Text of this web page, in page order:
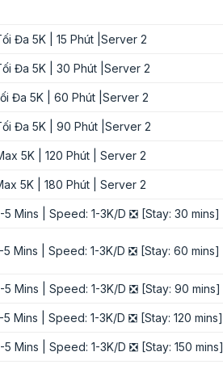
Đa 5K | 15 Phút |Server 2
Đa 5K | 30 Phút |Server 2
Đa 5K | 60 Phút |Server 2
Đa 5K | 90 Phút |Server 2
5K | 120 Phút | Server 2
5K | 180 Phút | Server 2
Mins | Speed: 1-3K/D ❎ [Stay: 30 mins]
Mins | Speed: 1-3K/D ❎ [Stay: 60 mins]
Mins | Speed: 1-3K/D ❎ [Stay: 90 mins]
Mins | Speed: 1-3K/D ❎ [Stay: 120 mins]
Mins | Speed: 1-3K/D ❎ [Stay: 150 mins]